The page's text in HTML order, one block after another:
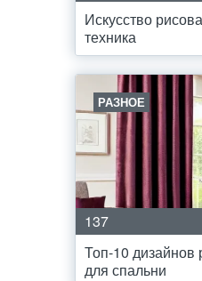
Искусство
техника
РАЗНОЕ
137
Топ-10 дизайнов
для спальни